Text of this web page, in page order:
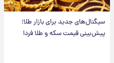
سیگنال‌های جدید برای بازار طلا؛
پیش‌بینی قیمت سکه و طلا فردا